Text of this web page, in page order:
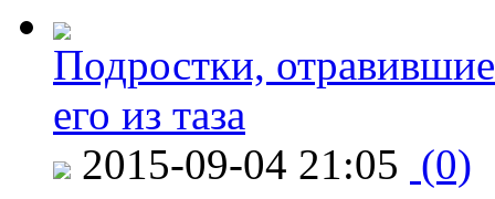
Подростки,
его из таза
2015-09-04 21:05 (0)